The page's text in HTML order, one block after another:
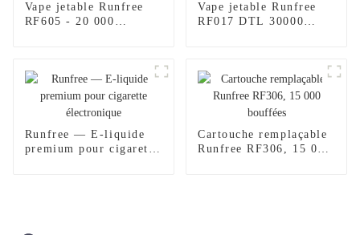
Vape jetable Runfree
RF605 - 20 000
Vape jetable Runfree
RF017 DTL 30000
Runfree — E-liquide
premium pour cigarette
Cartouche remplaçable
Runfree RF306, 15 000